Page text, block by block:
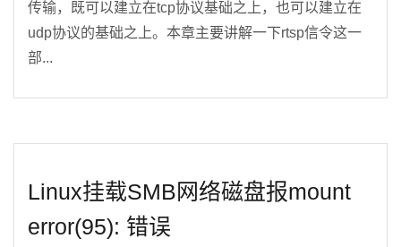
传输，既可以建立在tcp协议基础之上，也可以建立在
udp协议的基础之上。本章主要讲解一下rtsp信令这一
部...
Linux挂载SMB网络磁盘报mount
error(95): 错误